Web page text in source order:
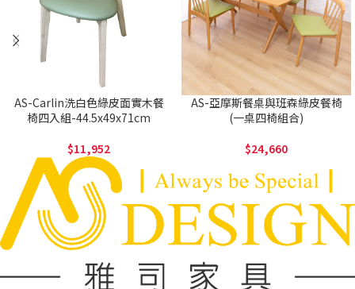
AS-Carlin洗白色綠皮面實木餐
椅四入組-44.5x49x71cm
11,952
AS-亞摩斯餐桌與班森綠皮餐椅
(一桌四椅組合)
24,660